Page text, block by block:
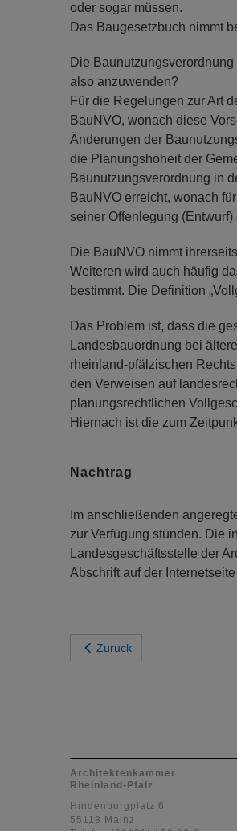
oder sogar müssen.
Das Baugesetzbuch nimmt
Die
also anzuwenden?
Für die Regelungen zur Art
BauNVO, wonach diese
Änderungen der
die Planungshoheit der
Baunutzungsverordnung in
BauNVO erreicht, wonach
seiner Offenlegung (Entwurf)
Die BauNVO nimmt
Weiteren wird auch häufig
bestimmt. Die Definition
Das Problem ist, dass die
Landesbauordnung bei
rheinland-pfälzischen
den Verweisen auf
planungsrechtlichen
Hiernach ist die zum
Nachtrag
Im anschließenden
zur Verfügung stünden. Die
Landesgeschäftsstelle der
Abschrift auf der
Zurück
Architektenkammer
Rheinland-Pfalz
Hindenburgplatz 6
55118 Mainz